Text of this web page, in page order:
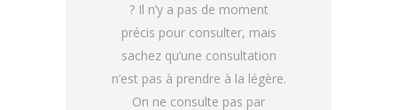
? Il n’y a pas de moment
précis pour consulter, mais
sachez qu’une consultation
n’est pas à prendre à la légère.
On ne consulte pas par